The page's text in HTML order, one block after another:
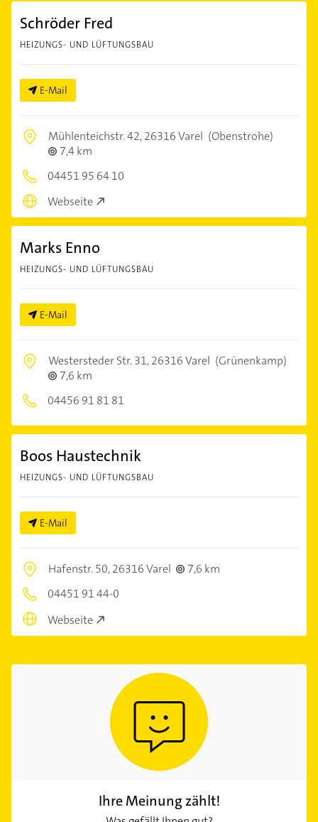
Schröder Fred
HEIZUNGS- UND LÜFTUNGSBAU
E-Mail
Mühlenteichstr. 42,26316 Varel (Obenstrohe)
7,4 km
04451 95 64 10
Webseite
Marks Enno
HEIZUNGS- UND LÜFTUNGSBAU
E-Mail
Westersteder Str. 31,26316 Varel (Grünenkamp)
7,6 km
04456 91 81 81
Boos Haustechnik
HEIZUNGS- UND LÜFTUNGSBAU
E-Mail
Hafenstr. 50,26316 Varel
7,6 km
04451 91 44-0
Webseite
Ihre Meinung zählt!